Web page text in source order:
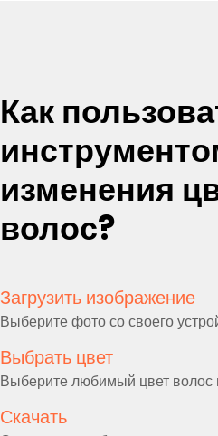
Как
изменения
волос?
Загрузить изображение
Выберите фото со своего
Выбрать цвет
Выберите любимый цвет волос
Скачать